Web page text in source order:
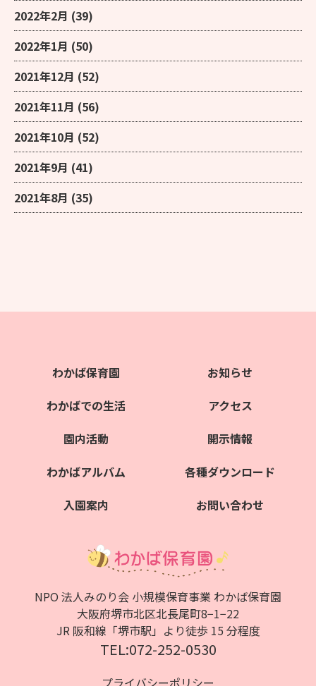
2022年2月 (39)
2022年1月 (50)
2021年12月 (52)
2021年11月 (56)
2021年10月 (52)
2021年9月 (41)
2021年8月 (35)
わかば保育園
わかばでの生活
園内活動
わかばアルバム
入園案内
お知らせ
アクセス
開示情報
各種ダウンロード
お問い合わせ
NPO 法人みのり会 小規模保育事業 わかば保育園
大阪府堺市北区北⻑尾町8−1−22
JR 阪和線「堺市駅」より徒歩 15 分程度
TEL:072-252-0530
プライバシーポリシー